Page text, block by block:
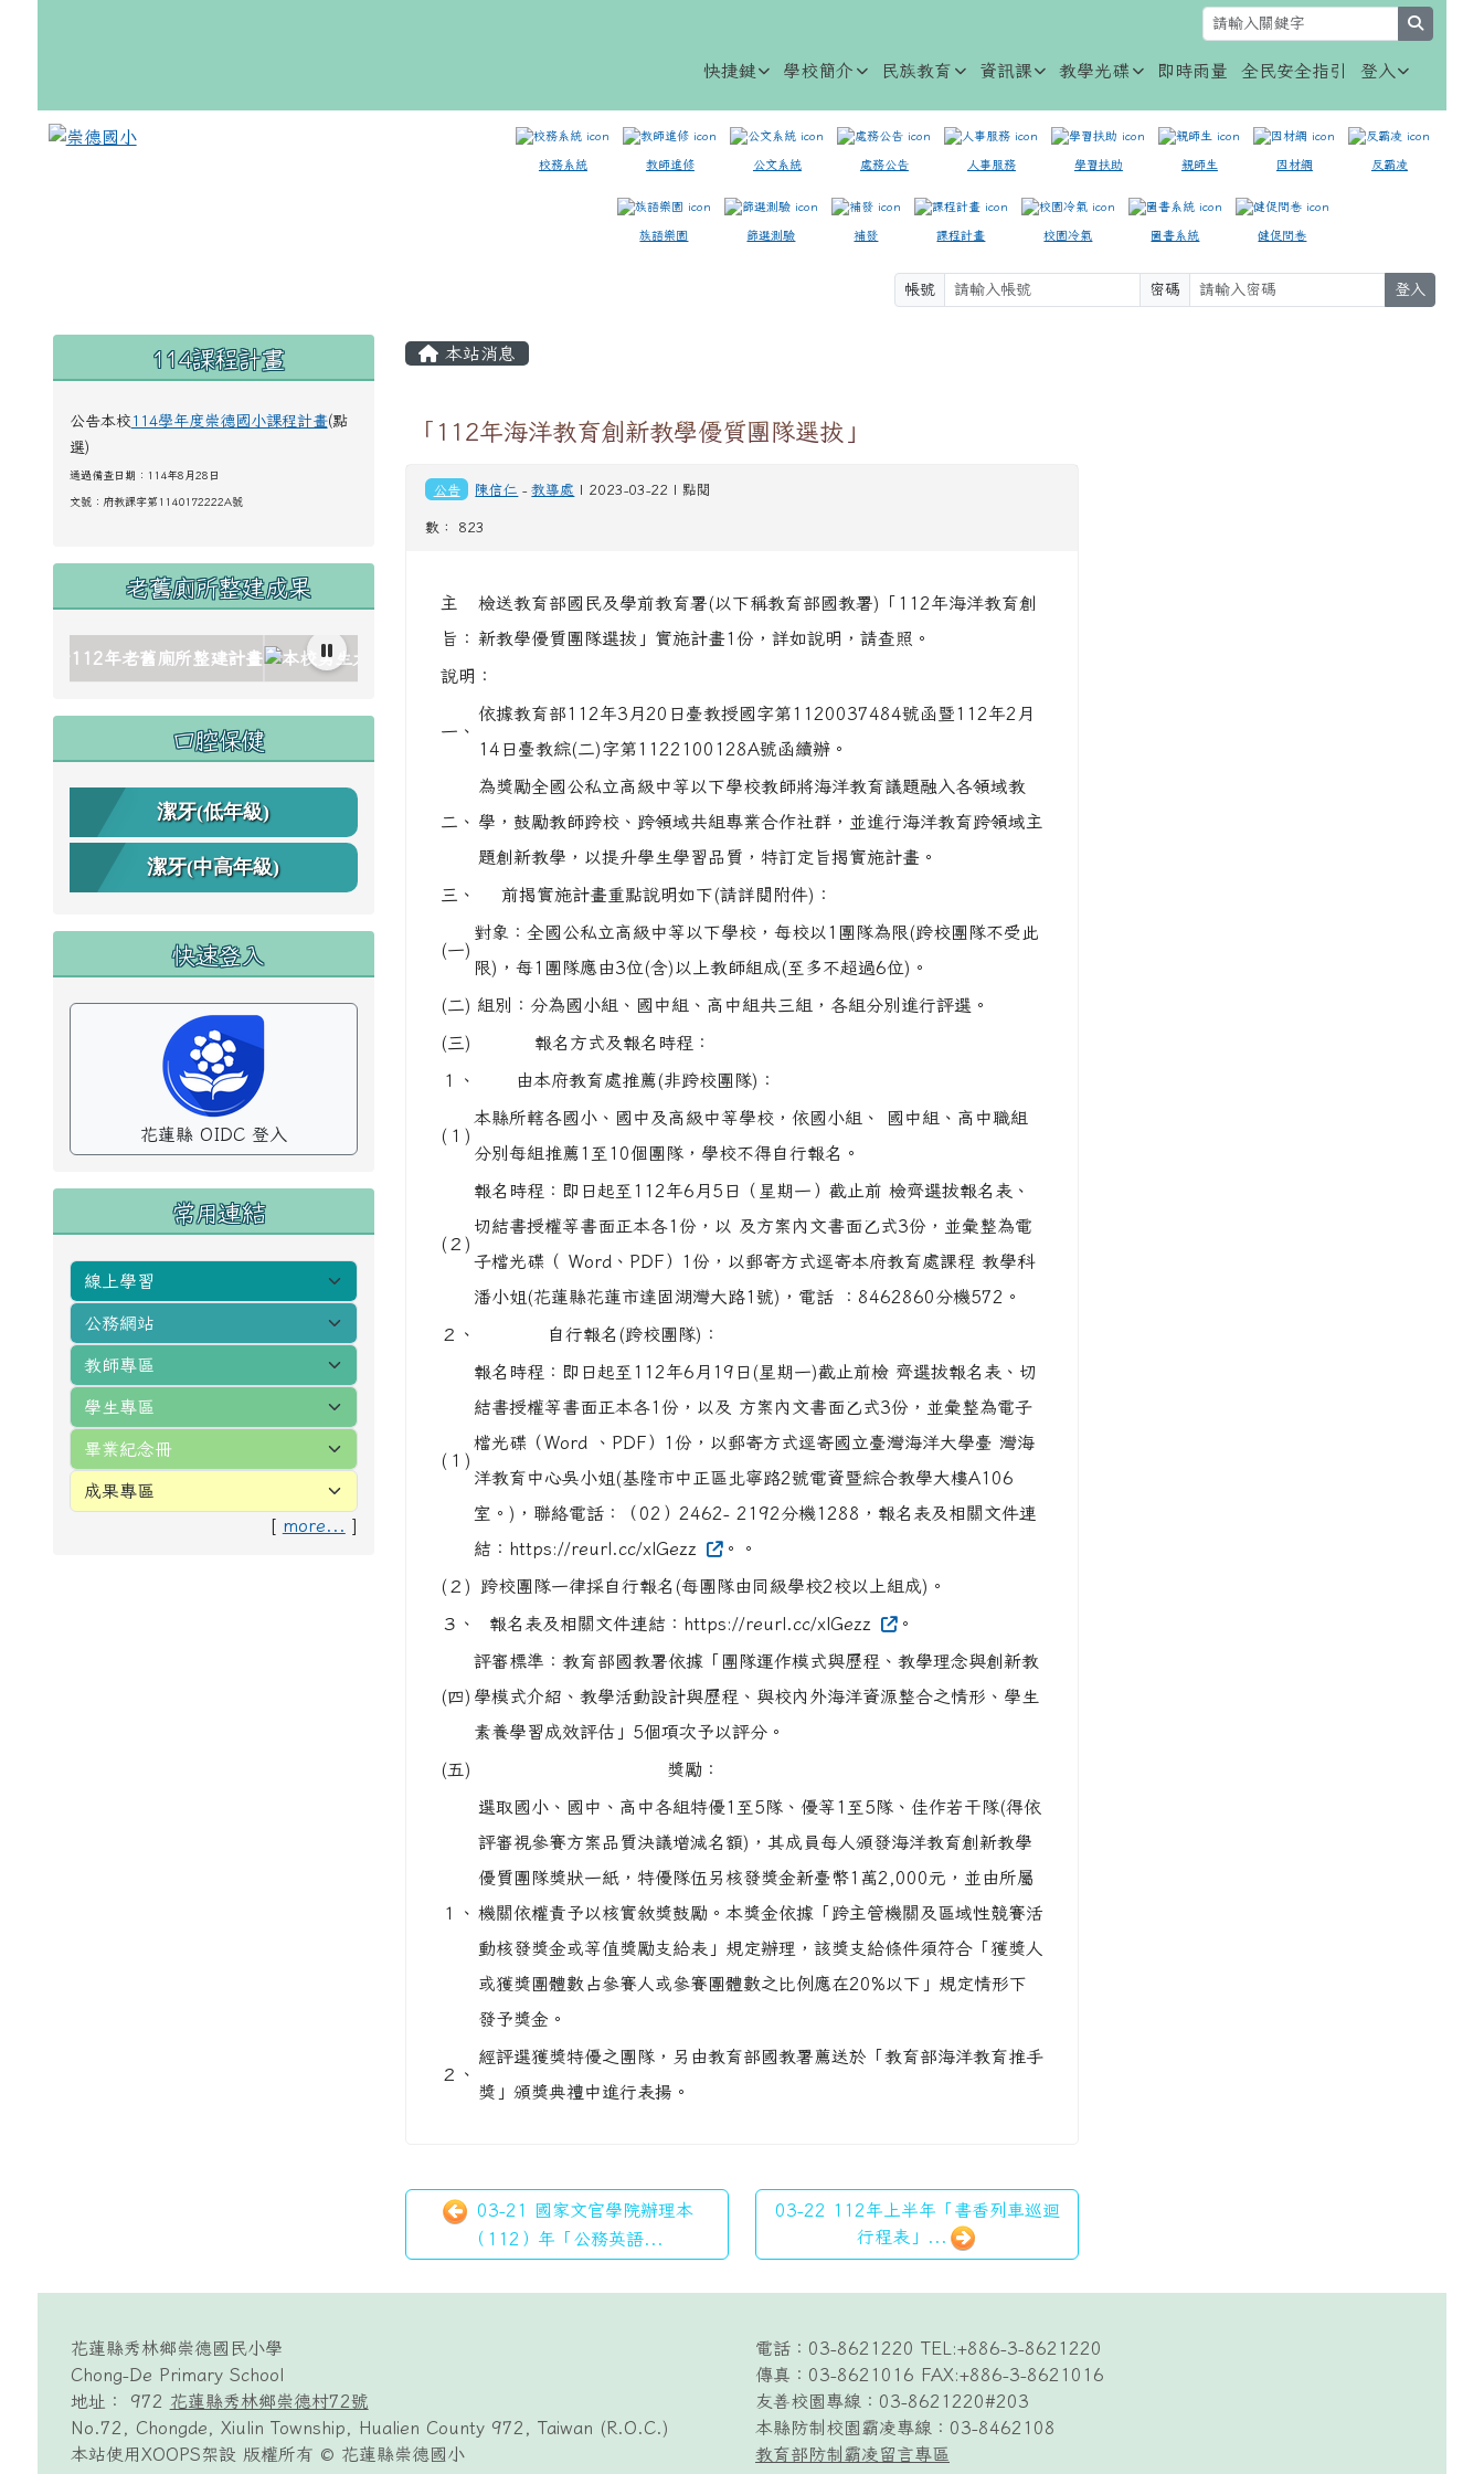
快捷鍵 學校簡介 民族教育 資訊課 教學光碟 即時雨量 全民安全指引 登入
校務系統 教師進修 公文系統 處務公告 人事服務 學習扶助 親師生 因材網 反霸凌
族語樂園 篩選測驗 補發 課程計畫 校園冷氣 圖書系統 健促問卷
帳號 密碼 登入
左邊區域內容
114課程計畫
公告本校 114學年度崇德國小課程計畫(點
選)
通過備查日期：114年8月28日
文號： 府教課字第1140172222A號
老舊廁所整建成果
link to https://www.cdps.hlc.edu.tw/uploads/tad_blocks/image/gallery_511959_1_oez.jpg title= rel=fgallery511959 class=fancybox_gallery511959
link to https://www.cdps.hlc.edu.tw/uploads/tad_blocks/image/gallery_511959_2_dQJ.jpg title= rel=fgallery511959 class=fancybox_gallery511959
link to https://www.cdps.hlc.edu.tw/uploads/tad_blocks/image/gallery_511959_3_4Oh.jpg title= rel=fgallery511959 class=fancybox_gallery511959
link to https://www.cdps.hlc.edu.tw/uploads/tad_blocks/image/gallery_511959_4_sSR.jpg title= rel=fgallery511959 class=fancybox_gallery511959
link to https://www.cdps.hlc.edu.tw/uploads/tad_blocks/image/gallery_511959_5_htO.jpg title= rel=fgallery511959 class=fancybox_gallery511959
link to https://www.cdps.hlc.edu.tw/uploads/tad_blocks/image/gallery_511959_6_wMu.jpg title=因此申請112年老舊廁所整建計畫。 rel=fgallery511959
口腔保健
潔牙(低年級)
潔牙(中高年級)
快速登入
花蓮縣 OIDC 登入
常用連結
[ more... ]
主內容區域
本站消息
「112年海洋教育創新教學優質團隊選拔」
公告 陳信仁 -教導處 | 2023-03-22 | 點閱
數： 823
主
旨：
檢送教育部國民及學前教育署(以下稱教育部國教署)「112年海洋教育創
新教學優質團隊選拔」實施計畫1份，詳如說明，請查照。
說明：
一、
依據教育部112年3月20日臺教授國字第1120037484號函暨112年2月
14日臺教綜(二)字第1122100128A號函續辦。
二、
為獎勵全國公私立高級中等以下學校教師將海洋教育議題融入各領域教
學，鼓勵教師跨校、跨領域共組專業合作社群，並進行海洋教育跨領域主
題創新教學，以提升學生學習品質，特訂定旨揭實施計畫。
三、 前揭實施計畫重點說明如下(請詳閱附件)：
(一)
對象：全國公私立高級中等以下學校，每校以1團隊為限(跨校團隊不受此
限)，每1團隊應由3位(含)以上教師組成(至多不超過6位)。
(二) 組別：分為國小組、國中組、高中組共三組，各組分別進行評選。
(三) 報名方式及報名時程：
１、 由本府教育處推薦(非跨校團隊)：
(１)
本縣所轄各國小、國中及高級中等學校，依國小組、 國中組、高中職組
分別每組推薦1至10個團隊，學校不得自行報名。
(２)
報名時程：即日起至112年6月5日（星期一）截止前 檢齊選拔報名表、
切結書授權等書面正本各1份，以 及方案內文書面乙式3份，並彙整為電
子檔光碟（ Word、PDF）1份，以郵寄方式逕寄本府教育處課程 教學科
潘小姐(花蓮縣花蓮市達固湖灣大路1號)，電話 ：8462860分機572。
２、 自行報名(跨校團隊)：
(１)
報名時程：即日起至112年6月19日(星期一)截止前檢 齊選拔報名表、切
結書授權等書面正本各1份，以及 方案內文書面乙式3份，並彙整為電子
檔光碟（Word 、PDF）1份，以郵寄方式逕寄國立臺灣海洋大學臺 灣海
洋教育中心吳小姐(基隆市中正區北寧路2號電資暨綜合教學大樓A106
室。)，聯絡電話：（02）2462- 2192分機1288，報名表及相關文件連
結：https://reurl.cc/xlGezz
。。
(２) 跨校團隊一律採自行報名(每團隊由同級學校2校以上組成)。
３、 報名表及相關文件連結：https://reurl.cc/xlGezz 。
(四)
評審標準：教育部國教署依據「團隊運作模式與歷程、教學理念與創新教
學模式介紹、教學活動設計與歷程、與校內外海洋資源整合之情形、學生
素養學習成效評估」5個項次予以評分。
(五) 獎勵：
１、
選取國小、國中、高中各組特優1至5隊、優等1至5隊、佳作若干隊(得依
評審視參賽方案品質決議增減名額)，其成員每人頒發海洋教育創新教學
優質團隊獎狀一紙，特優隊伍另核發獎金新臺幣1萬2,000元，並由所屬
機關依權責予以核實敘獎鼓勵。本獎金依據「跨主管機關及區域性競賽活
動核發獎金或等值獎勵支給表」規定辦理，該獎支給條件須符合「獲獎人
或獲獎團體數占參賽人或參賽團體數之比例應在20%以下」規定情形下
發予獎金。
２、
經評選獲獎特優之團隊，另由教育部國教署薦送於「教育部海洋教育推手
獎」頒獎典禮中進行表揚。
03-21 國家文官學院辦理本
（112）年「公務英語...
03-22 112年上半年「書香列車巡迴
行程表」...
頁尾區域
頁尾區域內容
花蓮縣秀林鄉崇德國民小學
Chong-De Primary School
地址： 972 花蓮縣秀林鄉崇德村72號
No.72, Chongde, Xiulin Township, Hualien County 972, Taiwan (R.O.C.)
本站使用XOOPS架設 版權所有 © 花蓮縣崇德國小
電話：03-8621220 TEL:+886-3-8621220
傳真：03-8621016 FAX:+886-3-8621016
友善校園專線：03-8621220#203
本縣防制校園霸凌專線：03-8462108
教育部防制霸凌留言專區